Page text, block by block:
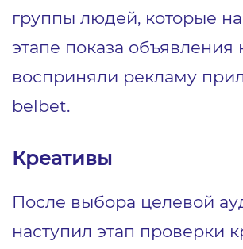
группы людей, которые
этапе показа объявления
восприняли рекламу
belbet.
Креативы
После выбора целевой
наступил этап проверки